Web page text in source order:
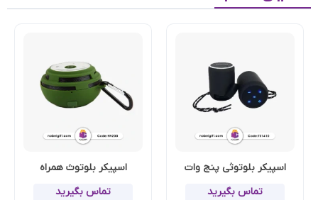
اسپیکر بلوتوثی پنج وات
تماس بگیرید
اسپیکر بلوتوث همراه
تماس بگیرید